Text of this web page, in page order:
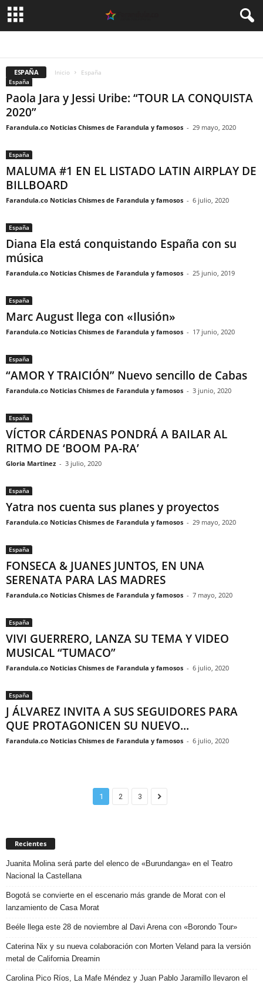
ESPAÑA Inicio
España
España
Paola Jara y Jessi Uribe: “TOUR LA CONQUISTA
2020”
Farandula.co Noticias Chismes de Farandula y famosos - 29 mayo, 2020
España
MALUMA #1 EN EL LISTADO LATIN AIRPLAY DE
BILLBOARD
Farandula.co Noticias Chismes de Farandula y famosos - 6 julio, 2020
España
Diana Ela está conquistando España con su
música
Farandula.co Noticias Chismes de Farandula y famosos - 25 junio, 2019
España
Marc August llega con «Ilusión»
Farandula.co Noticias Chismes de Farandula y famosos - 17 junio, 2020
España
“AMOR Y TRAICIÓN” Nuevo sencillo de Cabas
Farandula.co Noticias Chismes de Farandula y famosos - 3 junio, 2020
España
VÍCTOR CÁRDENAS PONDRÁ A BAILAR AL
RITMO DE ‘BOOM PA-RA’
Gloria Martinez - 3 julio, 2020
España
Yatra nos cuenta sus planes y proyectos
Farandula.co Noticias Chismes de Farandula y famosos - 29 mayo, 2020
España
FONSECA & JUANES JUNTOS, EN UNA
SERENATA PARA LAS MADRES
Farandula.co Noticias Chismes de Farandula y famosos - 7 mayo, 2020
España
VIVI GUERRERO, LANZA SU TEMA Y VIDEO
MUSICAL “TUMACO”
Farandula.co Noticias Chismes de Farandula y famosos - 6 julio, 2020
España
J ÁLVAREZ INVITA A SUS SEGUIDORES PARA
QUE PROTAGONICEN SU NUEVO...
Farandula.co Noticias Chismes de Farandula y famosos - 6 julio, 2020
1 2 3
Recientes
Juanita Molina será parte del elenco de «Burundanga» en el Teatro
Nacional la Castellana
Bogotá se convierte en el escenario más grande de Morat con el
lanzamiento de Casa Morat
Beéle llega este 28 de noviembre al Davi Arena con «Borondo Tour»
Caterina Nix y su nueva colaboración con Morten Veland para la versión
metal de California Dreamin
Carolina Pico Ríos, La Mafe Méndez y Juan Pablo Jaramillo llevaron el